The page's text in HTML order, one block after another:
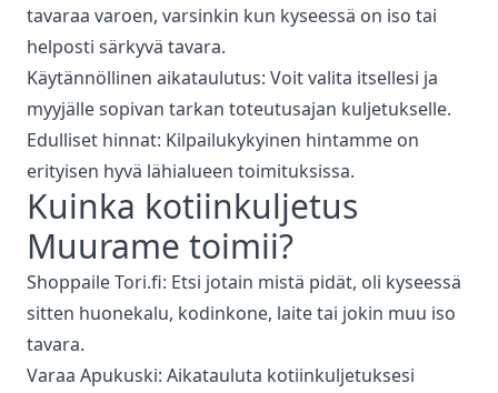
tavaraa varoen, varsinkin kun kyseessä on iso tai
helposti särkyvä tavara.
Käytännöllinen aikataulutus: Voit valita itsellesi ja
myyjälle sopivan tarkan toteutusajan kuljetukselle.
Edulliset hinnat: Kilpailukykyinen hintamme on
erityisen hyvä lähialueen toimituksissa.
Kuinka kotiinkuljetus
Muurame toimii?
Shoppaile Tori.fi: Etsi jotain mistä pidät, oli kyseessä
sitten huonekalu, kodinkone, laite tai jokin muu iso
tavara.
Varaa Apukuski: Aikatauluta kotiinkuljetuksesi